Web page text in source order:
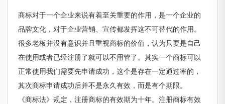
商标对于一个企业来说有着至关重要的作用，是一个企业的
品牌文化，对于企业营销、宣传都发挥这不可替代的作用。
很多老板并没有意识并且重视商标的价值，认为只要是自己
在使用或者已经注册了就可以不用管了。其实一个商标可以
正常使用我们需要先申请成功，这个是存在一定通过率的，
其次商标申请成功后并不是永久有效，而是有个期限。
《商标法》规定，注册商标的有效期为十年。注册商标有效